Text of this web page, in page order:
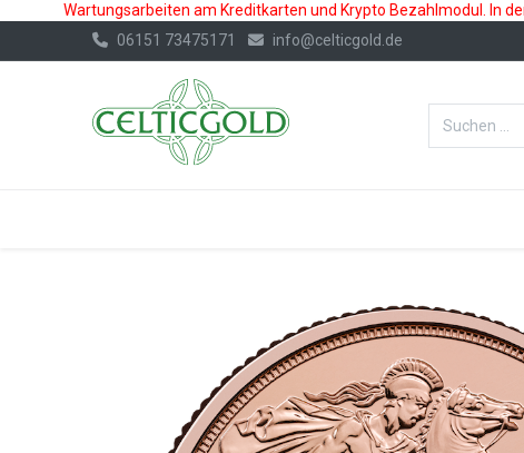
Wartungsarbeiten am Kreditkarten und Krypto Bezahlmodul. In
06151 73475171
info@celticgold.de